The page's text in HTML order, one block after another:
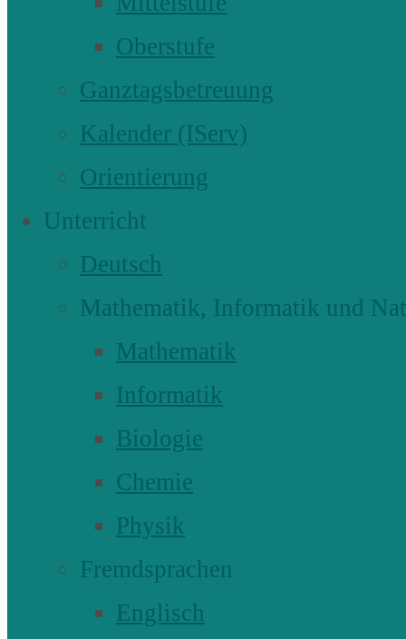
Oberstufe
Ganztagsbetreuung
Kalender (IServ)
Orientierung
Unterricht
Deutsch
Mathematik, Informatik und
Mathematik
Informatik
Biologie
Chemie
Physik
Fremdsprachen
Englisch